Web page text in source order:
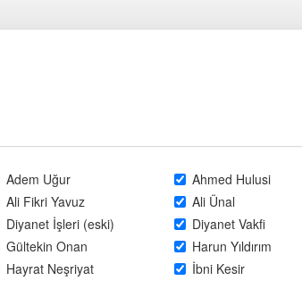
Adem Uğur Ahmed Hulusi
Ali Fikri Yavuz Ali Ünal
Diyanet İşleri (eski) Diyanet Vakfi
Gültekin Onan Harun Yıldırım
Hayrat Neşriyat
İbni Kesir